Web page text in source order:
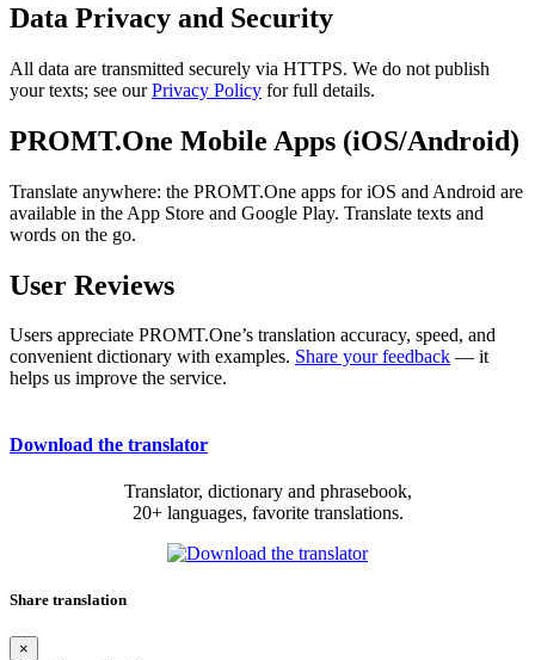
Data Privacy and Security
All data are transmitted securely via HTTPS. We do not publish
your texts; see ourPrivacy Policy for full details.
PROMT.One Mobile Apps (iOS/Android)
Translate anywhere: the PROMT.One apps for iOS and Android are
available in the App Store and Google Play. Translate texts and
words on the go.
User Reviews
Users appreciate PROMT.One’s translation accuracy, speed, and
convenient dictionary with examples. Share your feedback — it
helps us improve the service.
Download the translator
Translator, dictionary and phrasebook,
20+ languages, favorite translations.
Share translation
×